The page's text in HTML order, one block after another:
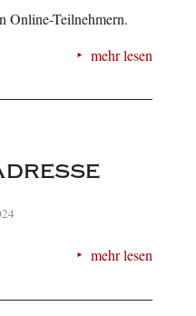
Online-Teilnehmern.
mehr lesen
mehr lesen